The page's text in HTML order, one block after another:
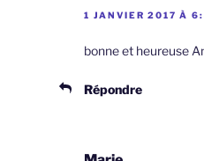
1 JANVIER 2017 À
bonne et heureuse
Répondre